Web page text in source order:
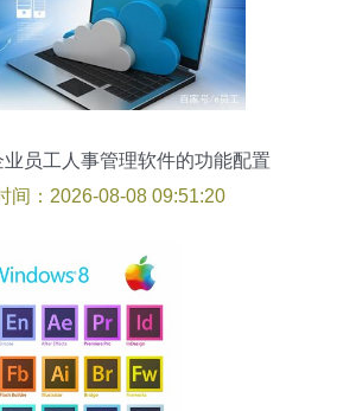
员工人事管理软件的功能配置
间：2026-08-08 09:51:20